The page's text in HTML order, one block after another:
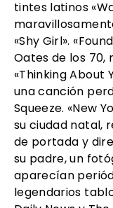
tintes latinos
«Shy Girl».
Oates de los 70,
«Thinking About
una canción
Squeeze. «New
su ciudad natal,
de portada y
su padre, un
aparecían
legendarios